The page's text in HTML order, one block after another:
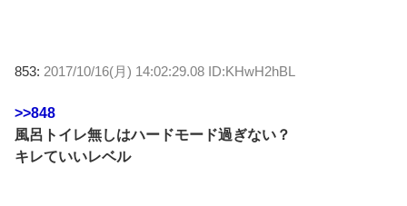
853: 2017/10/16(月) 14:02:29.08 ID:KHwH2hBL
>>848
風呂トイレ無しはハードモード過ぎない？
キレていいレベル